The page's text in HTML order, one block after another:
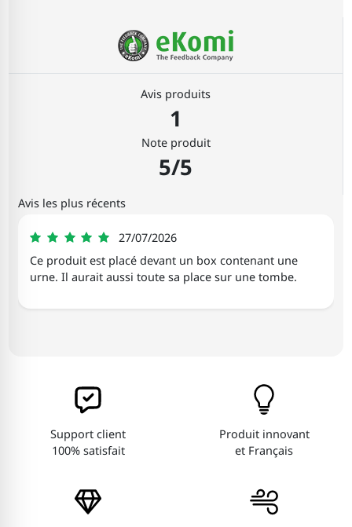
Avis produits
1
Note produit
5/5
Avis les plus récents
Ginette
27/07/2026
5
Ce produit est placé devant un box contenant une
urne. Il aurait aussi toute sa place sur une tombe.
Support client
100% satisfait
Produit innovant
et Français